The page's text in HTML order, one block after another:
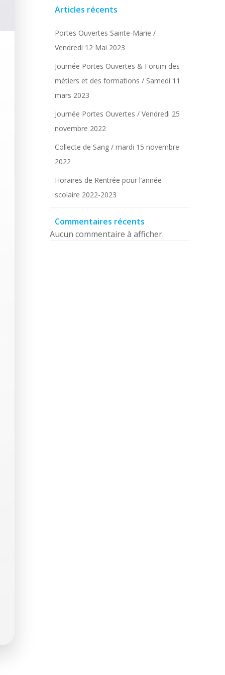
Articles récents
Portes Ouvertes Sainte-Marie /
Vendredi 12 Mai 2023
Journée Portes Ouvertes & Forum des
métiers et des formations / Samedi 11
mars 2023
Journée Portes Ouvertes / Vendredi 25
novembre 2022
Collecte de Sang / mardi 15 novembre
2022
Horaires de Rentrée pour l’année
scolaire 2022-2023
Commentaires récents
Aucun commentaire à afficher.